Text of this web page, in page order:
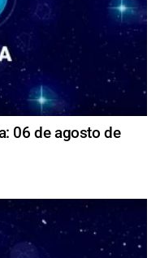
06 de agosto de